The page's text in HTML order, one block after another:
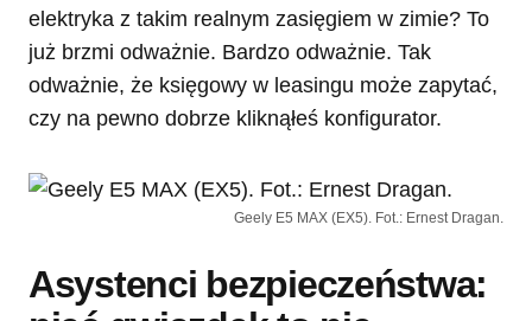
elektryka z takim realnym zasięgiem w zimie? To
już brzmi odważnie. Bardzo odważnie. Tak
odważnie, że księgowy w leasingu może zapytać,
czy na pewno dobrze kliknąłeś konfigurator.
Geely E5 MAX (EX5). Fot.: Ernest Dragan.
Asystenci bezpieczeństwa: